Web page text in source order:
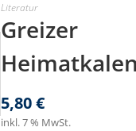
Literatur
Greizer
5,80€
inkl. 7 % MwSt.